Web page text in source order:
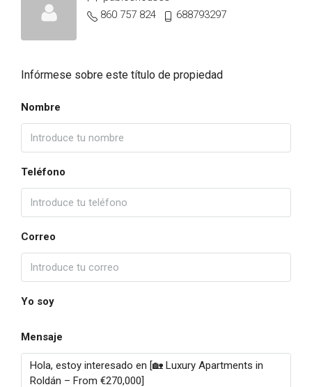
860 757 824
688793297
Infórmese sobre este título de propiedad
Nombre
Teléfono
Correo
Yo soy
Mensaje